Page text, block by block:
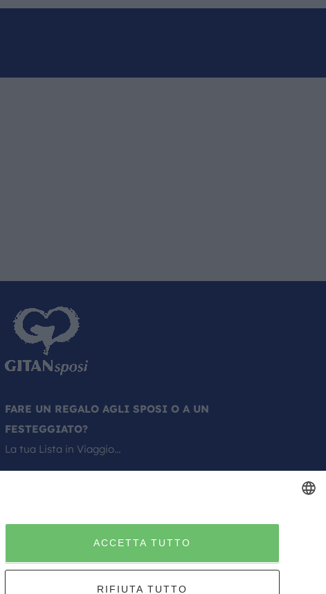
FARE UN REGALO AGLI SPOSI O A UN
FESTEGGIATO?
La tua Lista in Viaggio…
ITALIAN
ACCETTA TUTTO
RIFIUTA TUTTO